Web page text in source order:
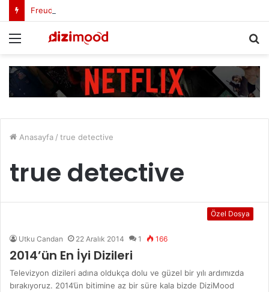
Freud Dizi Konusu Nedir?
Anasayfa / true detective
true detective
Özel Dosya
Utku Candan 22 Aralık 2014 1 166
2014’ün En İyi Dizileri
Televizyon dizileri adına oldukça dolu ve güzel bir yılı ardımızda
bırakıyoruz. 2014’ün bitimine az bir süre kala bizde DiziMood